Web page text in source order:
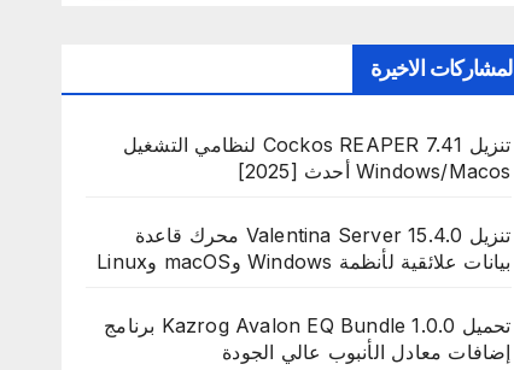
المشاركات الاخيرة
تنزيل Cockos REAPER 7.41 لنظامي التشغيل
Windows/Macos أحدث [2025]
تنزيل Valentina Server 15.4.0 محرك قاعدة
بيانات علائقية لأنظمة Windows وmacOS وLinux
تحميل Kazrog Avalon EQ Bundle 1.0.0 برنامج
إضافات معادل الأنبوب عالي الجودة